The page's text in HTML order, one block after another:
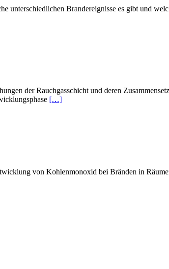
unterschiedlichen Brandereignisse es gibt und
der Rauchgasschicht und deren
[…]
von Kohlenmonoxid bei Bränden in